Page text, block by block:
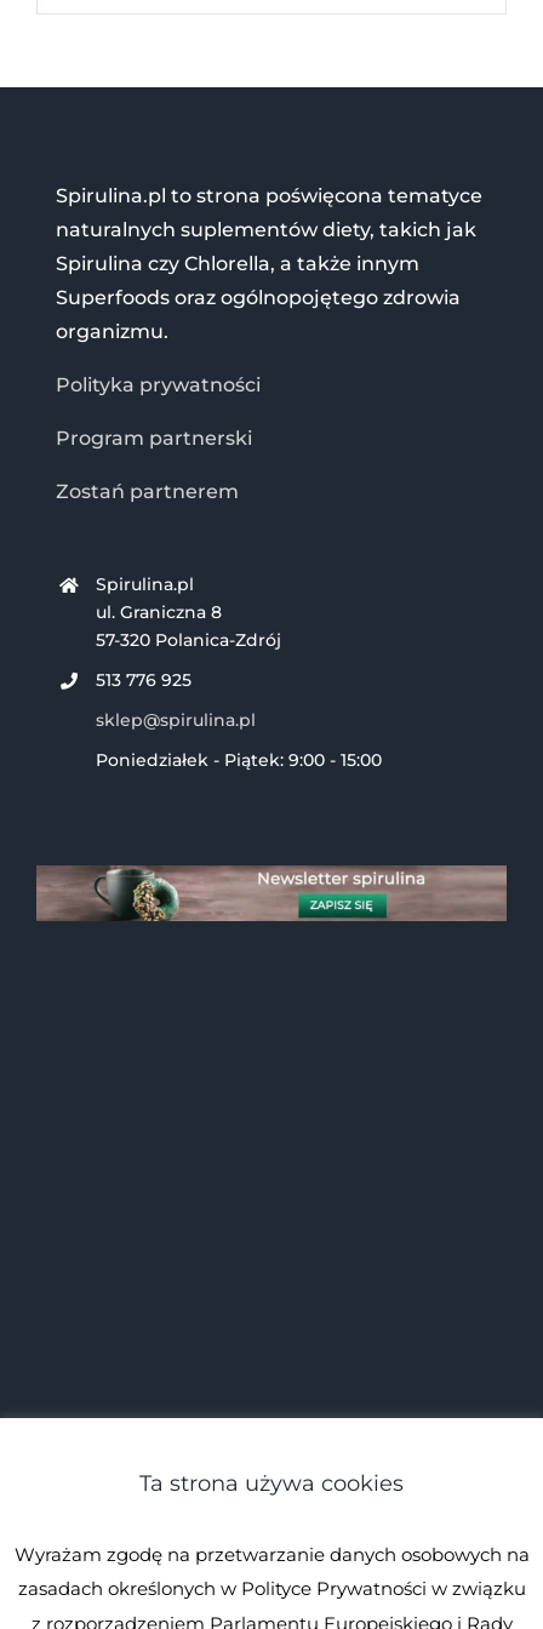
Spirulina.pl to strona poświęcona tematyce
naturalnych suplementów diety, takich jak
Spirulina czy Chlorella, a także innym
Superfoods oraz ogólnopojętego zdrowia
organizmu.
Polityka prywatności
Program partnerski
Zostań partnerem
Spirulina.pl
ul. Graniczna 8
57-320 Polanica-Zdrój
513 776 925
sklep@spirulina.pl
Poniedziałek - Piątek: 9:00 - 15:00
Ta strona używa cookies
Wyrażam zgodę na przetwarzanie danych osobowych na
zasadach określonych w Polityce Prywatności w związku
z rozporządzeniem Parlamentu Europejskiego i Rady